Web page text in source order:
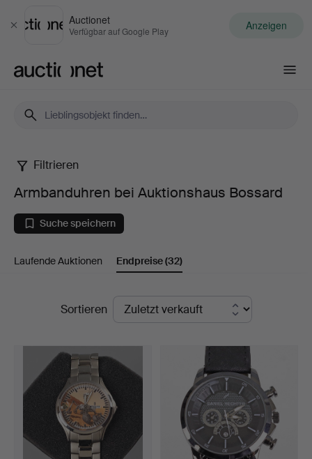
Schließen
Auctionet
Verfügbar auf Google Play Anzeigen
Armbanduhren
bei
Auktionshaus
Bossard
Filtrieren
Armbanduhren bei Auktionshaus Bossard
Suche speichern
Laufende Auktionen Endpreise(32)
EndpreiseSortieren